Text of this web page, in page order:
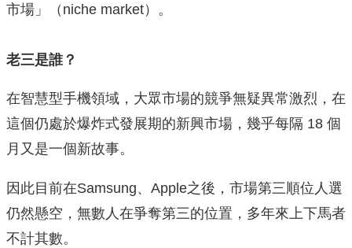
市場」（niche market）。
老三是誰？
在智慧型手機領域，大眾市場的競爭無疑異常激烈，在
這個仍處於爆炸式發展期的新興市場，幾乎每隔 18 個
月又是一個新故事。
因此目前在Samsung、Apple之後，市場第三順位人選
仍然懸空，無數人在爭奪第三的位置，多年來上下馬者
不計其數。